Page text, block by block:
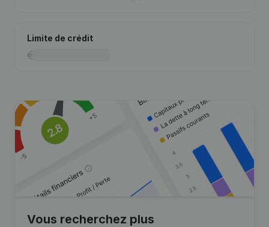
Limite de crédit
Vous recherchez plus